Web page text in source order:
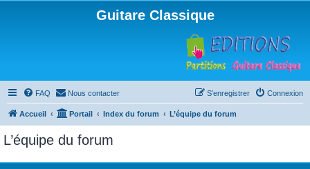
Guitare Classique
FAQ Nous contacter Connexion
S’enregistrer
Accueil Portail Index du forum L’équipe du forum
L’équipe du forum